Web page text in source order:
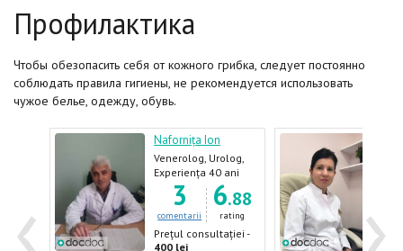
Профилактика
Чтобы обезопасить себя от кожного грибка, следует постоянно
соблюдать правила гигиены, не рекомендуется использовать
чужое белье, одежду, обувь.
‹ ›
-
Nafornița Ion
Venerolog, Urolog,
Dermatolog,
Androlog
Experiența 40 ani
3
comentarii
6.88
rating
Prețul consultației -
400 lei
500